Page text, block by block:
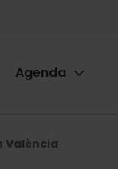
Agenda
València